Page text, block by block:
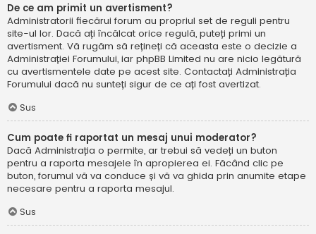
De ce am primit un avertisment?
Administratorii fiecărui forum au propriul set de reguli pentru
site-ul lor. Dacă ați încălcat orice regulă, puteți primi un
avertisment. Vă rugăm să rețineți că aceasta este o decizie a
Administrației Forumului, iar phpBB Limited nu are nicio legătură
cu avertismentele date pe acest site. Contactați Administrația
Forumului dacă nu sunteți sigur de ce ați fost avertizat.
Sus
Cum poate fi raportat un mesaj unui moderator?
Dacă Administrația o permite, ar trebui să vedeți un buton
pentru a raporta mesajele în apropierea ei. Făcând clic pe
buton, forumul vă va conduce și vă va ghida prin anumite etape
necesare pentru a raporta mesajul.
Sus